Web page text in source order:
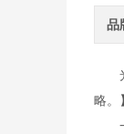
品
略。】
一